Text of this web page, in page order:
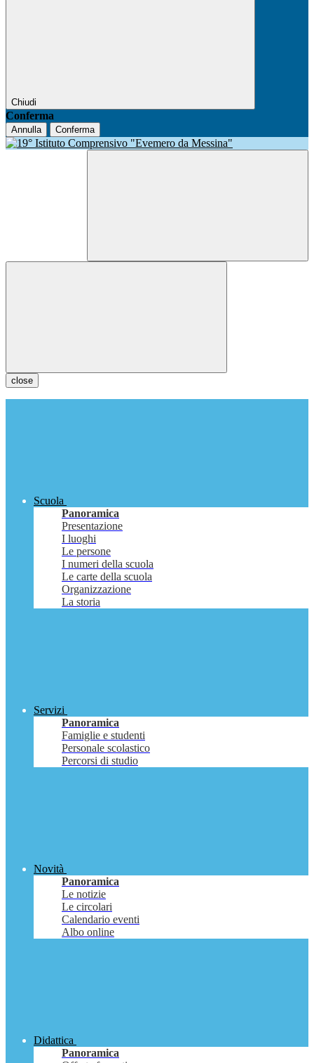
Chiudi
Conferma
Annulla Conferma
close
Scuola
Panoramica
Presentazione
I luoghi
Le persone
I numeri della scuola
Le carte della scuola
Organizzazione
La storia
Servizi
Panoramica
Famiglie e studenti
Personale scolastico
Percorsi di studio
Novità
Panoramica
Le notizie
Le circolari
Calendario eventi
Albo online
Didattica
Panoramica